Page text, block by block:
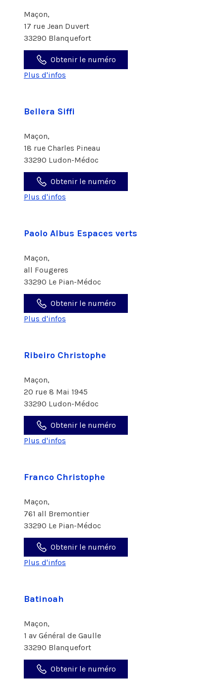
Maçon,
17 rue Jean Duvert
33290 Blanquefort
Obtenir le numéro
Plus d'infos
Bellera Siffi
Maçon,
18 rue Charles Pineau
33290 Ludon-Médoc
Obtenir le numéro
Plus d'infos
Paolo Albus Espaces verts
Maçon,
all Fougeres
33290 Le Pian-Médoc
Obtenir le numéro
Plus d'infos
Ribeiro Christophe
Maçon,
20 rue 8 Mai 1945
33290 Ludon-Médoc
Obtenir le numéro
Plus d'infos
Franco Christophe
Maçon,
761 all Bremontier
33290 Le Pian-Médoc
Obtenir le numéro
Plus d'infos
Batinoah
Maçon,
1 av Général de Gaulle
33290 Blanquefort
Obtenir le numéro